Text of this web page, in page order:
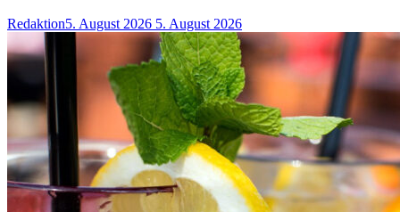
Redaktion5. August 2026 5. August 2026